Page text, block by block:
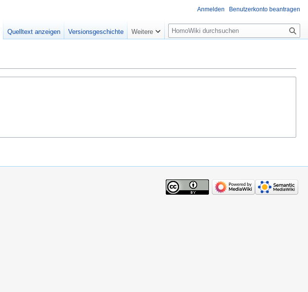
Anmelden Benutzerkonto beantragen
Quelltext anzeigen Versionsgeschichte Weitere
Suche